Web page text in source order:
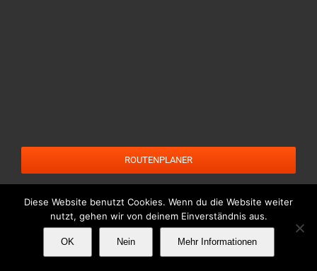
ROUTENPLANER
Copyright SG Geltow e.V.
Diese Website benutzt Cookies. Wenn du die Website weiter
nutzt, gehen wir von deinem Einverständnis aus.
OK Nein Mehr Informationen